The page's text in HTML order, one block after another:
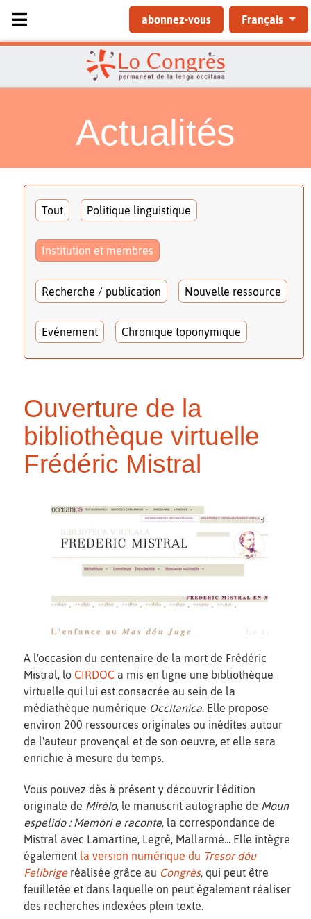
Sélectionnez votre langue
abonnez-vous Français
Actualités
Tout Politique linguistique
Institution et membres
Recherche / publication Nouvelle ressource
Evénement Chronique toponymique
Ouverture de la
bibliothèque virtuelle
Frédéric Mistral
A l'occasion du centenaire de la mort de Frédéric
Mistral, lo CIRDOC a mis en ligne une bibliothèque
virtuelle qui lui est consacrée au sein de la
médiathèque numérique Occitanica. Elle propose
environ 200 ressources originales ou inédites autour
de l'auteur provençal et de son oeuvre, et elle sera
enrichie à mesure du temps.
Vous pouvez dès à présent y découvrir l'édition
originale de Mirèio, le manuscrit autographe de Moun
espelido : Memòri e raconte, la correspondance de
Mistral avec Lamartine, Legré, Mallarmé... Elle intègre
également la version numérique du Tresor dóu
Felibrigeréalisée grâce au Congrès, qui peut être
feuilletée et dans laquelle on peut également réaliser
des recherches indexées plein texte.